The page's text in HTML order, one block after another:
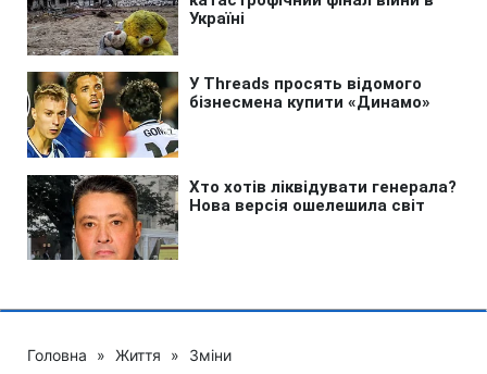
Головна » Життя » Зміни